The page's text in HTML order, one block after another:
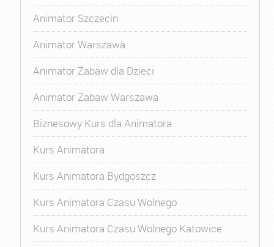
Animator Szczecin
Animator Warszawa
Animator Zabaw dla Dzieci
Animator Zabaw Warszawa
Biznesowy Kurs dla Animatora
Kurs Animatora
Kurs Animatora Bydgoszcz
Kurs Animatora Czasu Wolnego
Kurs Animatora Czasu Wolnego Katowice